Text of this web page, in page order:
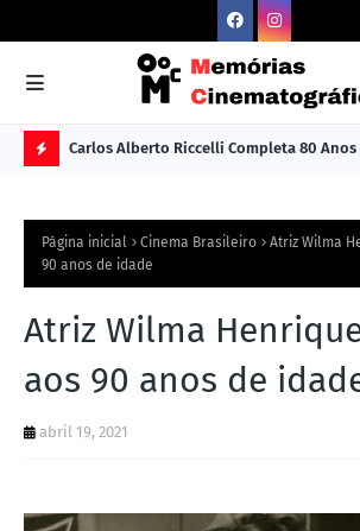
L
TI
M
A
O
Carlos Alberto Riccelli Completa 80
Página inicial Cinema Brasileiro
Atriz Wilma
90 anos de idade
Atriz Wilma
aos 90 anos de
abril 19, 2021